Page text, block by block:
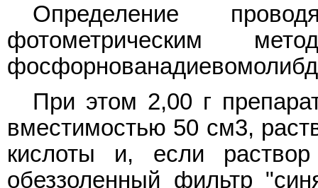
Определение
фотометрическим
При этом 2,00 г
вместимостью 50 см3,
кислоты и, если
обеззоленный фильтр